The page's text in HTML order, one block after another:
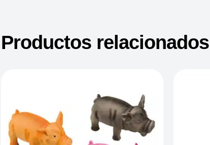
Productos relacionados